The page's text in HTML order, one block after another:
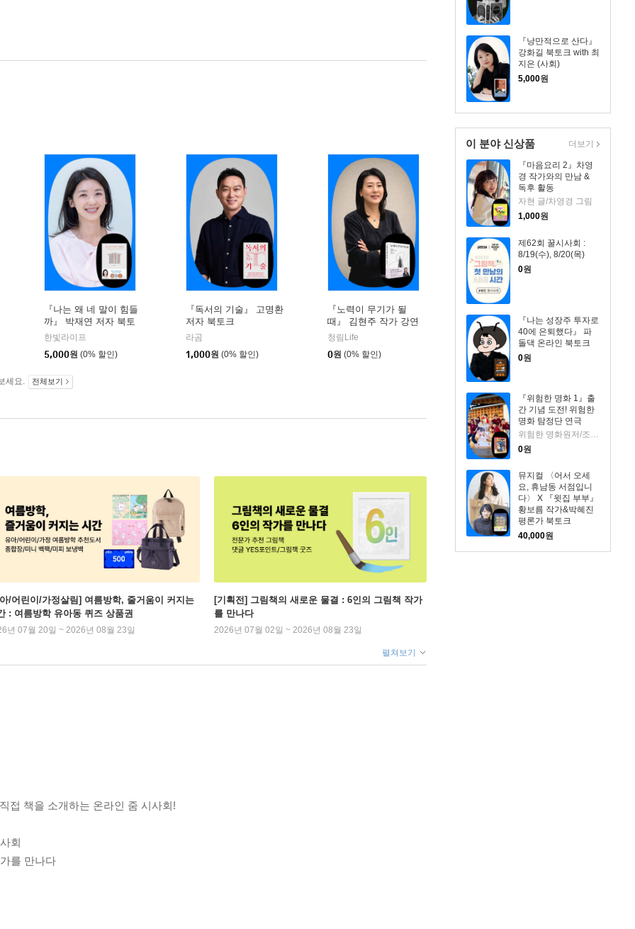
『낭만적으로 산다』
강화길 북토크 with 최
지은 (사회)
5,000원
이 분야 신상품
『마음요리 2』차영
경 작가와의 만남 &
독후 활동
자현 글/차영경 그림
1,000원
제62회 꿀시사회 :
8/19(수), 8/20(목)
0원
『나는 성장주 투자로
40에 은퇴했다』 파
돌댁 온라인 북토크
0원
『위험한 명화 1』출
간 기념 도전! 위험한
명화 탐정단 연극
0원
뮤지컬 〈어서 오세
요, 휴남동 서점입니
다〉 X 『윗집 부부』
황보름 작가&박혜진
평론가 북토크
40,000원
더보기
『나는 왜 네 말이 힘들
까』 박재연 저자 북토
크
한빛라이프
5,000원 (0% 할인)
『독서의 기술』 고명환
저자 북토크
라곰
1,000원 (0% 할인)
『노력이 무기가 될
때』 김현주 작가 강연
회
청림Life
0원 (0% 할인)
세요. 전체보기
/어린이/가정살림] 여름방학, 줄거움이 커지는
: 여름방학 유아동 퀴즈 상품권
년 07월 20일 ~ 2026년 08월 23일
[기획전] 그림책의 새로운 물결 : 6인의 그림책 작가
를 만나다
2026년 07월 02일 ~ 2026년 08월 23일
펼쳐보기
접 책을 소개하는 온라인 줌 시사회!
회
를 만나다